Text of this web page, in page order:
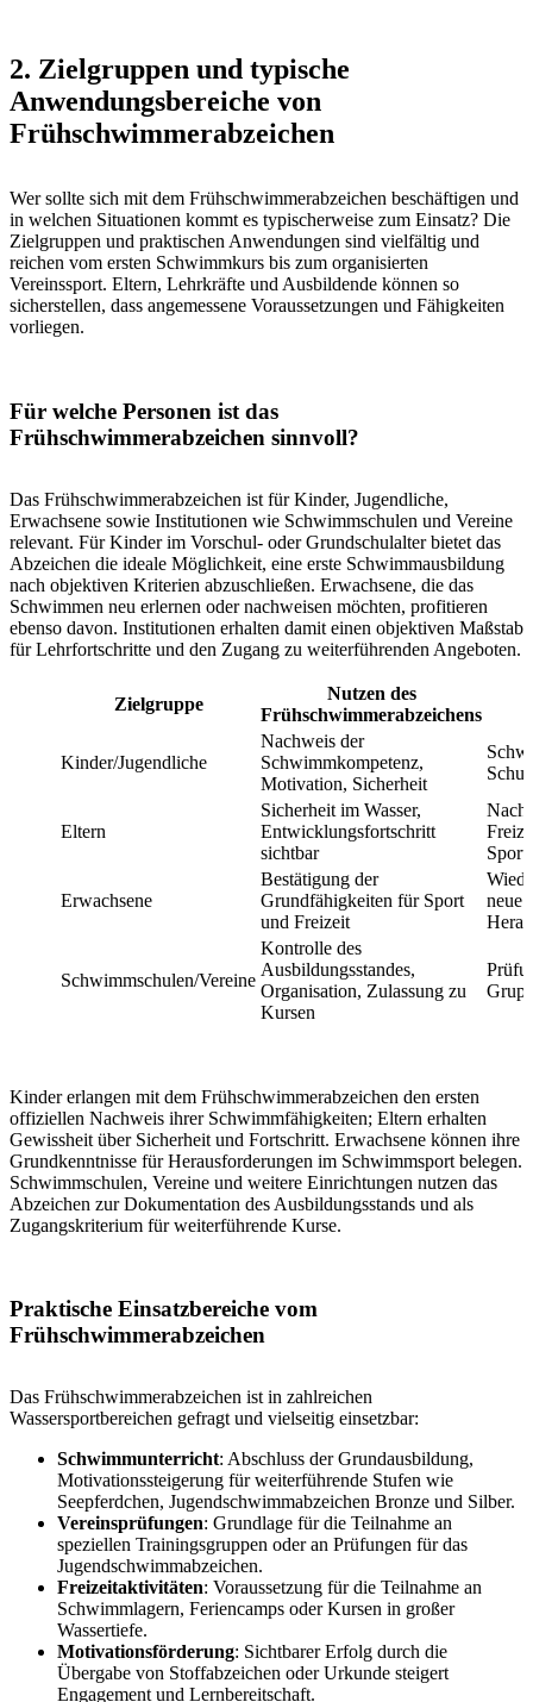
2. Zielgruppen und typische
Anwendungsbereiche von
Frühschwimmerabzeichen
Wer sollte sich mit dem Frühschwimmerabzeichen beschäftigen und
in welchen Situationen kommt es typischerweise zum Einsatz? Die
Zielgruppen und praktischen Anwendungen sind vielfältig und
reichen vom ersten Schwimmkurs bis zum organisierten
Vereinssport. Eltern, Lehrkräfte und Ausbildende können so
sicherstellen, dass angemessene Voraussetzungen und Fähigkeiten
vorliegen.
Für welche Personen ist das
Frühschwimmerabzeichen sinnvoll?
Das Frühschwimmerabzeichen ist für Kinder, Jugendliche,
Erwachsene sowie Institutionen wie Schwimmschulen und Vereine
relevant. Für Kinder im Vorschul- oder Grundschulalter bietet das
Abzeichen die ideale Möglichkeit, eine erste Schwimmausbildung
nach objektiven Kriterien abzuschließen. Erwachsene, die das
Schwimmen neu erlernen oder nachweisen möchten, profitieren
ebenso davon. Institutionen erhalten damit einen objektiven Maßstab
für Lehrfortschritte und den Zugang zu weiterführenden Angeboten.
Zielgruppe
Nutzen des
Frühschwimmerabzeichens
Kinder/Jugendliche
Nachweis der
Schwimmkompetenz,
Motivation, Sicherheit
Eltern
Sicherheit im Wasser,
Entwicklungsfortschritt
sichtbar
Erwachsene
Bestätigung der
Grundfähigkeiten für Sport
und Freizeit
neue
Schwimmschulen/Vereine
Kontrolle des
Ausbildungsstandes,
Organisation, Zulassung zu
Kursen
Kinder erlangen mit dem Frühschwimmerabzeichen den ersten
offiziellen Nachweis ihrer Schwimmfähigkeiten; Eltern erhalten
Gewissheit über Sicherheit und Fortschritt. Erwachsene können ihre
Grundkenntnisse für Herausforderungen im Schwimmsport belegen.
Schwimmschulen, Vereine und weitere Einrichtun­gen nutzen das
Abzeichen zur Dokumentation des Ausbildungsstands und als
Zugangskriterium für weiterführende Kurse.
Praktische Einsatzbereiche vom
Frühschwimmerabzeichen
Das Frühschwimmerabzeichen ist in zahlreichen
Wassersportbereichen gefragt und vielseitig einsetzbar:
Schwimmunterricht: Abschluss der Grundausbildung,
Motivationssteigerung für weiterführende Stufen wie
Seepferdchen, Jugend­schwimmabzeichen Bronze und Silber.
Vereinsprüfungen: Grundlage für die Teilnahme an
speziellen Trainingsgruppen oder an Prüfungen für das
Jugendschwimmabzeichen.
Freizeitaktivitäten: Voraussetzung für die Teilnahme an
Schwimmlagern, Feriencamps oder Kursen in großer
Wassertiefe.
Motivationsförderung: Sichtbarer Erfolg durch die
Übergabe von Stoffabzeichen oder Urkunde steigert
Engagement und Lernbereitschaft.